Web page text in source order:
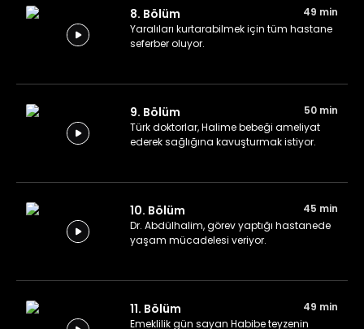
8. Bölüm
49 min
Yaralıları kurtarabilmek için tüm hastane
seferber oluyor.
9. Bölüm
50 min
Türk doktorlar, Halime bebeği ameliyat
ederek sağlığına kavuşturmak istiyor.
10. Bölüm
45 min
Dr. Abdülhalim, görev yaptığı hastanede
yaşam mücadelesi veriyor.
11. Bölüm
49 min
Emeklilik gün sayan Habibe teyzenin